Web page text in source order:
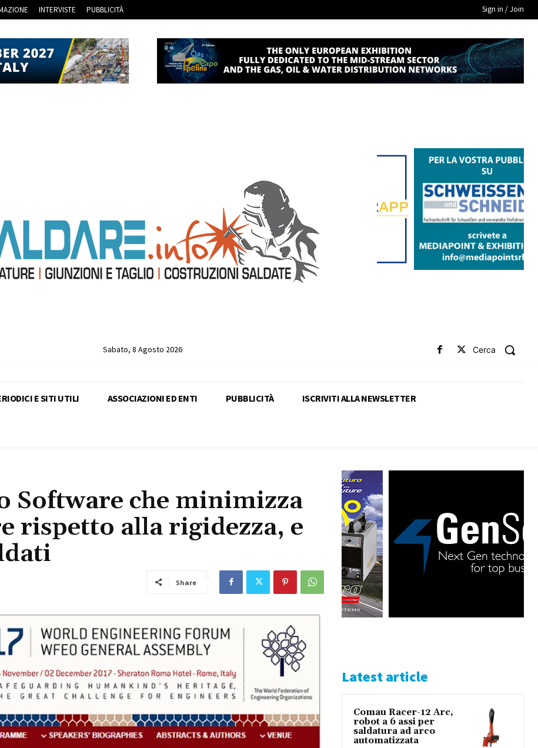
INTERVISTE PUBBLICITÀ Sign in / Join
Sabato, 8 Agosto 2026 Cerca
E SITI UTILI ASSOCIAZIONI ED ENTI PUBBLICITÀ ISCRIVITI ALLA NEWSLETTER
Software che minimizza
rispetto alla rigidezza, e
Share
Latest article
Comau Racer-12 Arc,
robot a 6 assi per
saldatura ad arco
automatizzata